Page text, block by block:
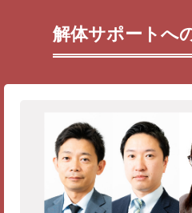
解体サポートへ